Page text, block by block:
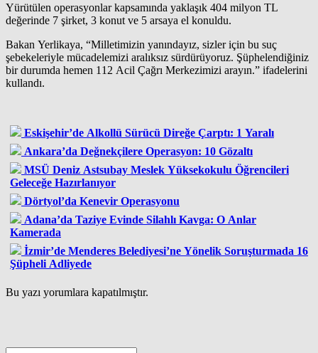
Yürütülen operasyonlar kapsamında yaklaşık 404 milyon TL
değerinde 7 şirket, 3 konut ve 5 arsaya el konuldu.
Bakan Yerlikaya, “Milletimizin yanındayız, sizler için bu suç
şebekeleriyle mücadelemizi aralıksız sürdürüyoruz. Şüphelendiğiniz
bir durumda hemen 112 Acil Çağrı Merkezimizi arayın.” ifadelerini
kullandı.
Eskişehir’de Alkollü Sürücü Direğe Çarptı: 1 Yaralı
Ankara’da Değnekçilere Operasyon: 10 Gözaltı
MSÜ Deniz Astsubay Meslek Yüksekokulu Öğrencileri
Geleceğe Hazırlanıyor
Dörtyol’da Kenevir Operasyonu
Adana’da Taziye Evinde Silahlı Kavga: O Anlar
Kamerada
İzmir’de Menderes Belediyesi’ne Yönelik Soruşturmada 16
Şüpheli Adliyede
Bu yazı yorumlara kapatılmıştır.